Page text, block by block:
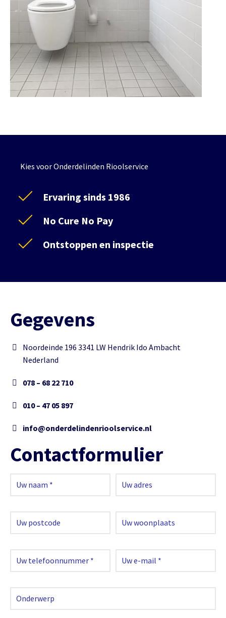
Kies voor Onderdelinden Rioolservice
Ervaring sinds 1986
No Cure No Pay
Ontstoppen en inspectie
Gegevens
Noordeinde 196 3341 LW Hendrik Ido Ambacht
Nederland
078 – 68 22 710
010 – 47 05 897
info@onderdelindenrioolservice.nl
Contactformulier